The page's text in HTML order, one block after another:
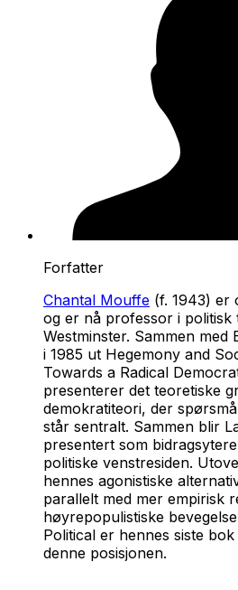
Forfatter
Chantal Mouffe (f. 1943) er
og er nå professor i
Westminster. Sammen
i 1985 ut Hegemony and
Towards a Radical
presenterer det teoretiske
demokratiteori, der
står sentralt. Sammen blir
presentert som
politiske venstresiden.
hennes agonistiske
parallelt med mer empirisk
høyrepopulistiske
Political er hennes siste
denne posisjonen.